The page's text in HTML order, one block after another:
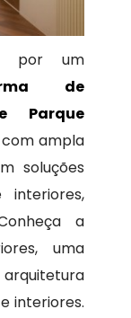
por um
de
Parque
ampla
soluções
a
uma
interiores.